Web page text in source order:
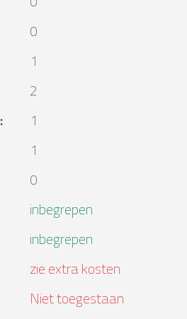
0
1
2
:
1
1
0
inbegrepen
inbegrepen
zie extra kosten
Niet toegestaan